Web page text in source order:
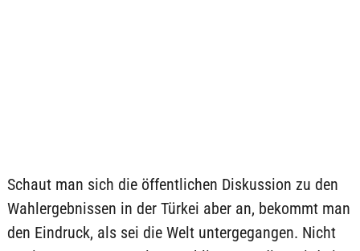
Schaut man sich die öffentlichen Diskussion zu den
Wahlergebnissen in der Türkei aber an, bekommt man
den Eindruck, als sei die Welt untergegangen. Nicht